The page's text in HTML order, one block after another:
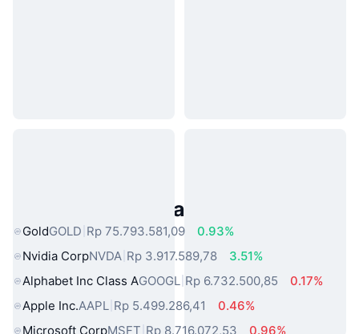
Aset Dunia Nyata Populer
GoldGOLD Rp 75.793.581,09
0.93%
Nvidia CorpNVDA Rp 3.917.589,78
3.51%
Alphabet Inc Class AGOOGL Rp 6.732.500,85
0.17%
Apple Inc.AAPL Rp 5.499.286,41
0.46%
Microsoft CorpMSFT Rp 8.716.072,53 0.96%